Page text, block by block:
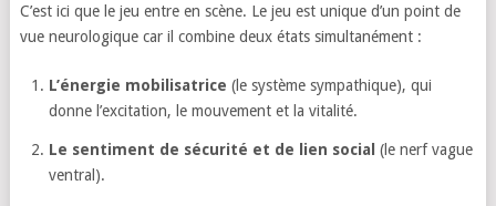
C’est ici que le jeu entre en scène. Le jeu est unique d’un point de
vue neurologique car il combine deux états simultanément :
L’énergie mobilisatrice (le système sympathique), qui
donne l’excitation, le mouvement et la vitalité.
Le sentiment de sécurité et de lien social (le nerf vague
ventral).